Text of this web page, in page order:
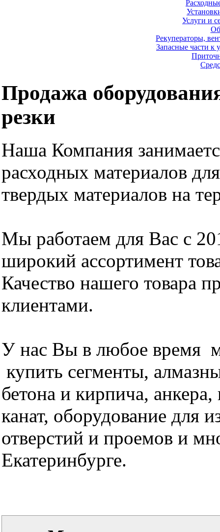
Услуги и
Рекуператоры,
Запасные части к
Продажа
резки
Наша Компания
расходных материалов
твердых материалов на
Мы работаем для Вас с
широкий ассортимент
Качество нашего товара
клиентами.
У нас Вы в любое время
купить сегменты,
бетона и кирпича,
канат, оборудование для
отверстий и проемов и
Екатеринбурге.